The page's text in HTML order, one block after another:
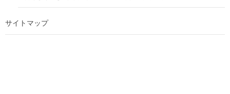
サイトマップ